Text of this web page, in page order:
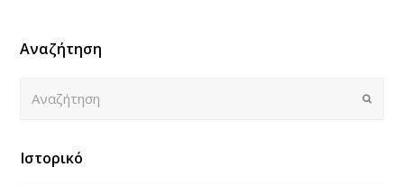
Αναζήτηση
Submit
Ιστορικό